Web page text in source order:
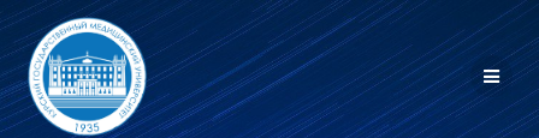
Перейти
к
контенту